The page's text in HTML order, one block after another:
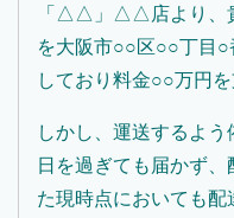
「△△」△△店より、
を大阪市○○区○○丁目
しており料金○○万円を
しかし、運送するよ
日を過ぎても届かず
た現時点においても配